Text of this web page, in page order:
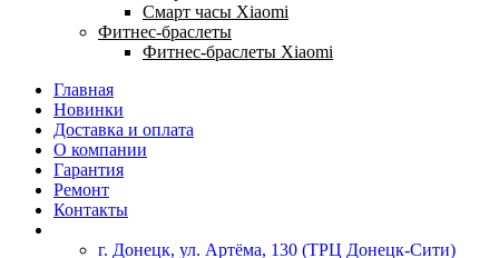
Смарт часы Xiaomi
Фитнес-браслеты
Фитнес-браслеты Xiaomi
Главная
Новинки
Доставка и оплата
О компании
Гарантия
Ремонт
Контакты
г. Донецк, ул. Артёма, 130 (ТРЦ Донецк-Сити)